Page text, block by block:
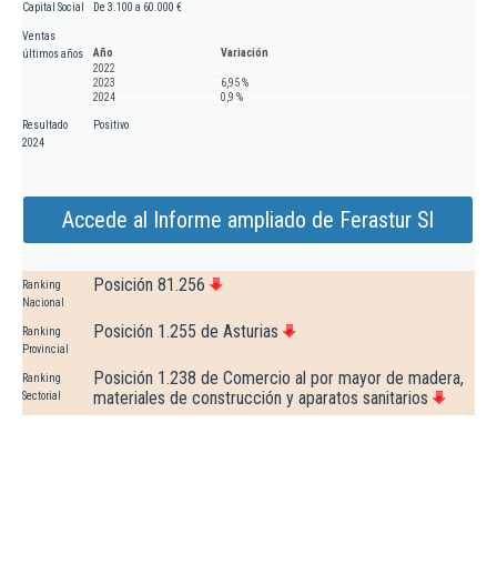
Capital Social De 3.100 a 60.000 €
Ventas
últimos años
Año
Variación
2022
2023
6,95 %
2024
0,9 %
Resultado
2024
Positivo
Accede al Informe ampliado de Ferastur Sl
Ranking
Nacional
Posición 81.256
Ranking
Provincial
Posición 1.255 de Asturias
Ranking
Sectorial
Posición 1.238 de Comercio al por mayor de madera,
materiales de construcción y aparatos sanitarios